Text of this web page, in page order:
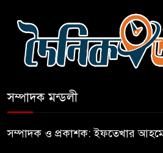
কারো
ছাড়লেন
৬
এআই
ঐক্যের
৮
সম্পাদক মন্ডলী
সম্পাদক ও প্রকাশক: ইফতেখার